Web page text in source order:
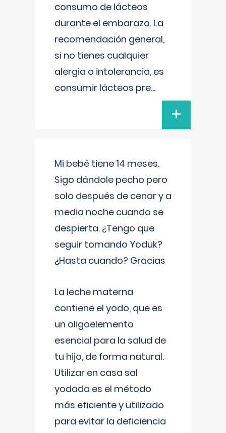
consumo de lácteos
durante el embarazo. La
recomendación general,
si no tienes cualquier
alergia o intolerancia, es
consumir lácteos pre...
+
Mi bebé tiene 14 meses.
Sigo dándole pecho pero
solo después de cenar y a
media noche cuando se
despierta. ¿Tengo que
seguir tomando Yoduk?
¿Hasta cuando? Gracias
La leche materna
contiene el yodo, que es
un oligoelemento
esencial para la salud de
tu hijo, de forma natural.
Utilizar en casa sal
yodada es el método
más eficiente y utilizado
para evitar la deficiencia